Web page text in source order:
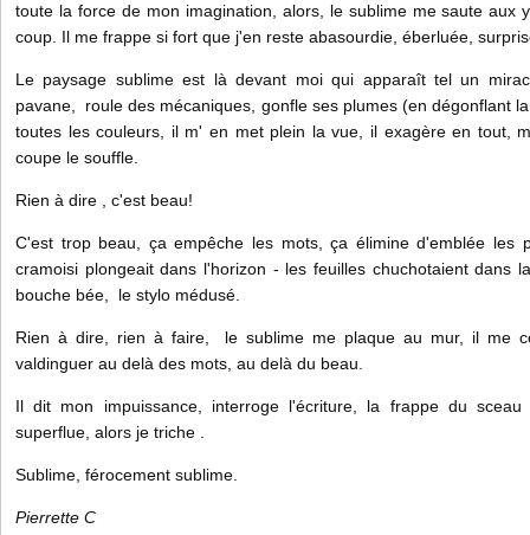
toute la force de mon imagination, alors, le sublime me saute
coup. Il me frappe si fort que j'en reste abasourdie, éberluée,
Le paysage sublime est là devant moi qui apparaît tel un
pavane, roule des mécaniques, gonfle ses plumes (en dégonflant
toutes les couleurs, il m' en met plein la vue, il exagère en tout,
coupe le souffle.
Rien à dire , c'est beau!
C'est trop beau, ça empêche les mots, ça élimine d'emblée les
cramoisi plongeait dans l'horizon - les feuilles chuchotaient dans
bouche bée, le stylo médusé.
Rien à dire, rien à faire, le sublime me plaque au mur, il me
valdinguer au delà des mots, au delà du beau.
Il dit mon impuissance, interroge l'écriture, la frappe du
superflue, alors je triche .
Sublime, férocement sublime.
Pierrette C